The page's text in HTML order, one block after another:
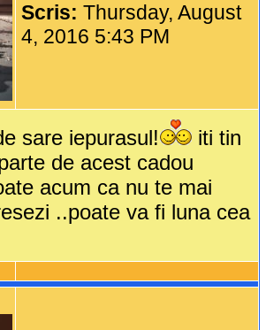
Scris:Thursday, August
4, 2016 5:43 PM
sare iepurasul!
iti tin
de acest cadou
acum ca nu te mai
..poate va fi luna cea